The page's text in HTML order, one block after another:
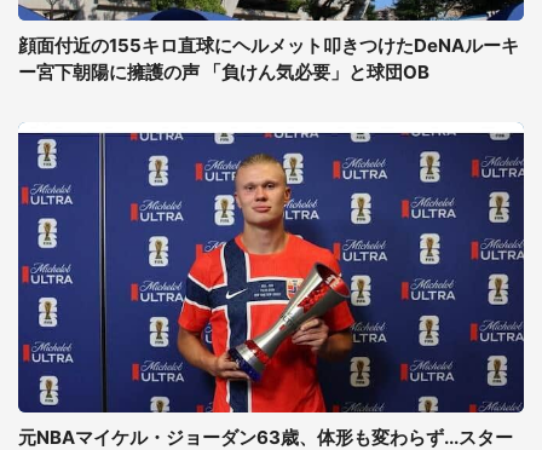
顔面付近の155キロ直球にヘルメット叩きつけたDeNAルーキ
ー宮下朝陽に擁護の声 「負けん気必要」と球団OB
元NBAマイケル・ジョーダン63歳、体形も変わらず...スター